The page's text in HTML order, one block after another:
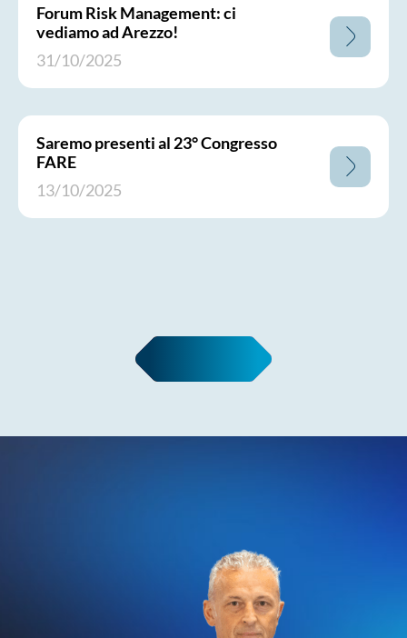
Forum Risk Management: ci
vediamo ad Arezzo!
31/10/2025
Saremo presenti al 23° Congresso
FARE
13/10/2025